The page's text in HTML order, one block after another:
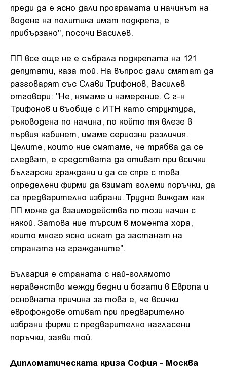
преди да е ясно дали програмата и начинът на
водене на политика имат подкрепа, е
прибързано", посочи Василев.
ПП все още не е събрала подкрепата на 121
депутати, каза той. На въпрос дали смятат да
разговарят със Слави Трифонов, Василев
отговори: "Не, нямаме и намерение. С г-н
Трифонов и въобще с ИТН като структура,
ръководена по начина, по който тя влезе в
първия кабинет, имаме сериозни различия.
Целите, които ние смятаме, че трябва да се
следват, е средствата да отиват при всички
български граждани и да се спре с това
определени фирми да взимат големи поръчки, да
са предварително избрани. Трудно виждам как
ПП може да взаимодейства по този начин с
някой. Затова ние търсим в момента хора,
които много ясно искат да застанат на
страната на гражданите".
България е страната с най-голямото
неравенство между бедни и богати в Европа и
основната причина за това е, че всички
еврофондове отиват при предварително
избрани фирми с предварително нагласени
поръчки, заяви той.
Дипломатическата криза София - Москва